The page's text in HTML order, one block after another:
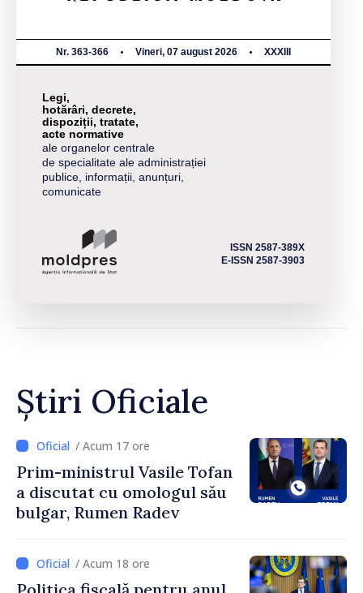
Nr. 363-366 Vineri, 07 august 2026 XXXIII
Legi,
hotărâri, decrete,
dispoziții, tratate,
acte normative
ale organelor centrale
de specialitate ale administrației
publice, informații, anunțuri,
comunicate
ISSN 2587-389X
E-ISSN 2587-3903
Știri Oficiale
/ Acum 17 ore
Prim-ministrul Vasile Tofan
a discutat cu omologul său
bulgar, Rumen Radev
/ Acum 18 ore